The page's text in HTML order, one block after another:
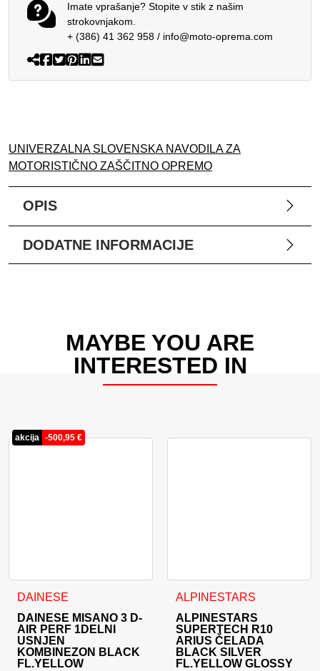
Imate vprašanje? Stopite v stik z našim
strokovnjakom.
+ (386) 41 362 958/ info@moto-oprema.com
UNIVERZALNA SLOVENSKA NAVODILA ZA
MOTORISTIČNO ZAŠČITNO OPREMO
OPIS
DODATNE INFORMACIJE
MAYBE YOU ARE
INTERESTED IN
akcija -500,95 €
DAINESE
DAINESE MISANO 3 D-
AIR PERF 1DELNI
USNJEN
KOMBINEZON BLACK
FL.YELLOW
Ta izdelek ima več različic. Možnosti lahko izberete na
ALPINESTARS
ALPINESTARS
SUPERTECH R10
ARIUS ČELADA
BLACK SILVER
FL.YELLOW GLOSSY
Ta izdelek ima več različic.